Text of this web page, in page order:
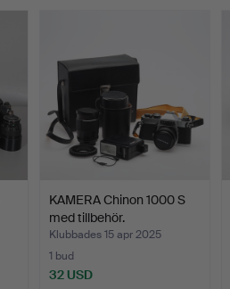
KAMERA Chinon 1000 S
med tillbehör.
Klubbades 15 apr 2025
1 bud
32 USD